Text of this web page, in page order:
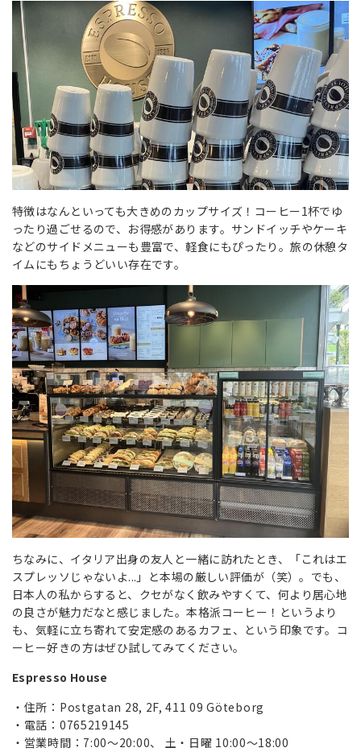
特徴はなんといっても大きめのカップサイズ！コーヒー1杯でゆ
ったり過ごせるので、お得感があります。サンドイッチやケーキ
などのサイドメニューも豊富で、軽食にもぴったり。旅の休憩タ
イムにもちょうどいい存在です。
ちなみに、イタリア出身の友人と一緒に訪れたとき、「これはエ
スプレッソじゃないよ...」と本場の厳しい評価が（笑）。でも、
日本人の私からすると、クセがなく飲みやすくて、何より居心地
の良さが魅力だなと感じました。本格派コーヒー！というより
も、気軽に立ち寄れて安定感のあるカフェ、という印象です。コ
ーヒー好きの方はぜひ試してみてください。
Espresso House
住所：Postgatan 28, 2F, 411 09 Göteborg
電話：0765219145
営業時間：7:00～20:00、 土・日曜 10:00～18:00